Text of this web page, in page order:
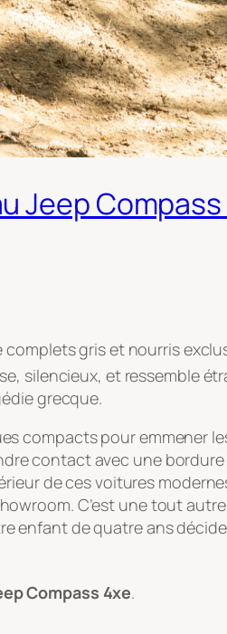
Jeep
gris et nourris
silencieux, et ressemble
grecque.
compacts pour emmener
contact avec une
de ces voitures
C’est une tout
enfant de quatre ans
Compass 4xe.